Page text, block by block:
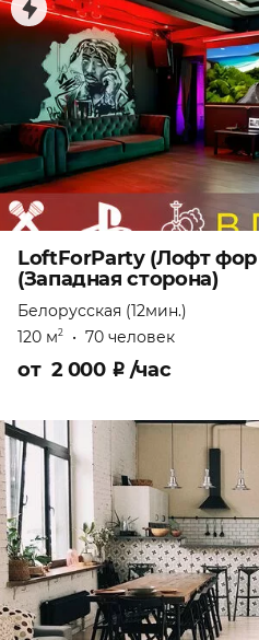
LoftForParty (Лофт фор
(Западная сторона)
Белорусская (12мин.)
120 м2 • 70 человек
от 2 000 ₽ /час